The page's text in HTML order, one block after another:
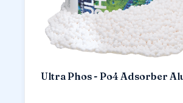
Ultra Phos - Po4 Adsorber